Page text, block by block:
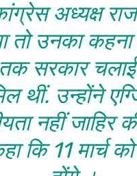
अध्यक्ष
उनका कहना
सरकार
थीं. उन्होंने
नहीं जाहिर
कि 11 मार्च